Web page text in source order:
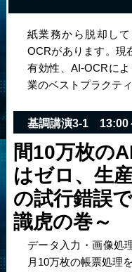
紙業務から脱却し
OCRがあります。現
有効性、AI-OCRに
業のベストプラクテ
基調講演3-113:00
間10万枚の
はゼロ、生
の試行錯誤
識虎の巻～
データ入力・画像処
月10万枚の帳票処理